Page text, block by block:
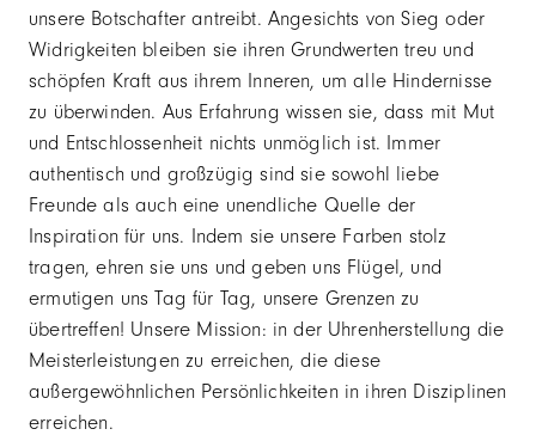
unsere Botschafter antreibt. Angesichts von Sieg oder
Widrigkeiten bleiben sie ihren Grundwerten treu und
schöpfen Kraft aus ihrem Inneren, um alle Hindernisse
zu überwinden. Aus Erfahrung wissen sie, dass mit Mut
und Entschlossenheit nichts unmöglich ist. Immer
authentisch und großzügig sind sie sowohl liebe
Freunde als auch eine unendliche Quelle der
Inspiration für uns. Indem sie unsere Farben stolz
tragen, ehren sie uns und geben uns Flügel, und
ermutigen uns Tag für Tag, unsere Grenzen zu
übertreffen! Unsere Mission: in der Uhrenherstellung die
Meisterleistungen zu erreichen, die diese
außergewöhnlichen Persönlichkeiten in ihren Disziplinen
erreichen.